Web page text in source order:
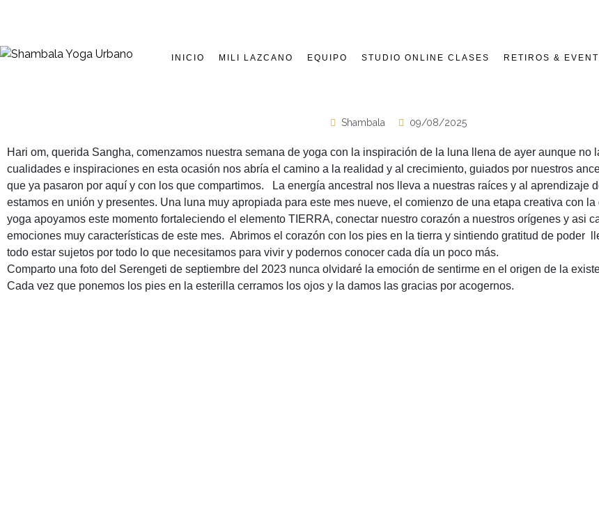
INICIO MILI LAZCANO EQUIPO STUDIO ONLINE CLASES RETIROS &
Shambala 09/08/2025
Hari om, querida Sangha, comenzamos nuestra semana de yoga con la inspiración de la luna llena de ayer aunque no
cualidades e inspiraciones en esta ocasión nos abría el camino a la realidad y al crecimiento, guiados por nuestros
que ya pasaron por aquí y con los que compartimos. La energía ancestral nos lleva a nuestras raíces y al aprendizaje
estamos en unión y presentes. Una luna muy apropiada para este mes nueve, el comienzo de una etapa creativa con
yoga apoyamos este momento fortaleciendo el elemento TIERRA, conectar nuestro corazón a nuestros orígenes y asi
emociones muy características de este mes. Abrimos el corazón con los pies en la tierra y sintiendo gratitud de poder
todo estar sujetos por todo lo que necesitamos para vivir y podernos conocer cada día un poco más.
Comparto una foto del Serengeti de septiembre del 2023 nunca olvidaré la emoción de sentirme en el origen de la
Cada vez que ponemos los pies en la esterilla cerramos los ojos y la damos las gracias por acogernos.